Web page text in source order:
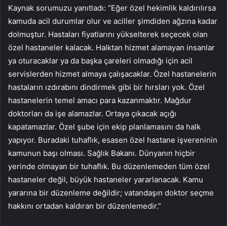
Kaynak sorumuzu yanıtladı: “Eğer özel hekimlik kaldırılırsa
kamuda acil durumlar olur ve aciller şimdiden ağzına kadar
dolmuştur. Hastaları fiyatlarını yükselterek seçecek olan
özel hastaneler kalacak. Halktan hizmet alamayan insanlar
ya oturacaklar ya da başka çareleri olmadığı için acil
servislerden hizmet almaya çalışacaklar. Özel hastanelerin
hastaların ızdırabını dindirmek gibi bir hırsları yok. Özel
hastanelerin temel amacı para kazanmaktır. Mağdur
doktorları da işe alamazlar. Ortaya çıkacak açığı
kapatamazlar. Özel şube için ekip planlamasını da halk
yapıyor. Buradaki tuhaflık, esasen özel hastane işvereninin
kamunun başı olması. Sağlık Bakanı. Dünyanın hiçbir
yerinde olmayan bir tuhaflık. Bu düzenlemeden tüm özel
hastaneler değil, büyük hastaneler yararlanacak. Kamu
yararına bir düzenleme değildir; vatandaşın doktor seçme
hakkını ortadan kaldıran bir düzenlemedir.”